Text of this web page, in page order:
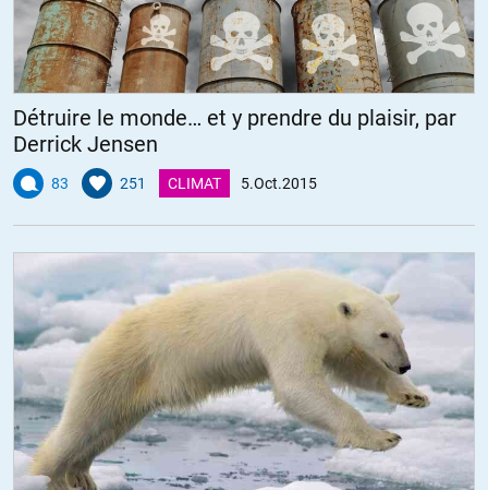
Détruire le monde… et y prendre du plaisir, par
Derrick Jensen
83 251 CLIMAT 5.Oct.2015